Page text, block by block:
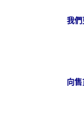
我們
向